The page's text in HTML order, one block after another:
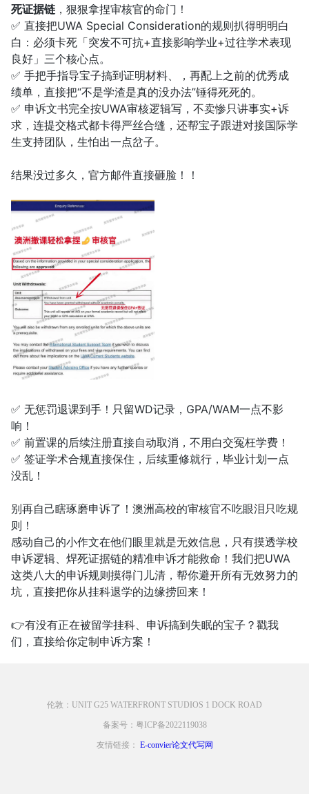
死证据链 ，狠狠拿捏审核官的命门！
✅ 直接把UWA Special Consideration的规则扒得明明白
白：必须卡死「突发不可抗+直接影响学业+过往学术表现
良好」三个核心点。
✅ 手把手指导宝子搞到证明材料、，再配上之前的优秀成
绩单，直接把“不是学渣是真的没办法”锤得死死的。
✅ 申诉文书完全按UWA审核逻辑写，不卖惨只讲事实+诉
求，连提交格式都卡得严丝合缝，还帮宝子跟进对接国际学
生支持团队，生怕出一点岔子。
结果没过多久，官方邮件直接砸脸！！
✅ 无惩罚退课到手！只留WD记录，GPA/WAM一点不影
响！
✅ 前置课的后续注册直接自动取消，不用白交冤枉学费！
✅ 签证学术合规直接保住，后续重修就行，毕业计划一点
没乱！
别再自己瞎琢磨申诉了！澳洲高校的审核官不吃眼泪只吃规
则！
感动自己的小作文在他们眼里就是无效信息，只有摸透学校
申诉逻辑、焊死证据链的精准申诉才能救命！我们把UWA
这类八大的申诉规则摸得门儿清，帮你避开所有无效努力的
坑，直接把你从挂科退学的边缘捞回来！
👉有没有正在被留学挂科、申诉搞到失眠的宝子？戳我
们，直接给你定制申诉方案！
伦敦：UNIT G25 WATERFRONT STUDIOS 1 DOCK ROAD
备案号：粤ICP备2022119038
友情链接： E-convier论文代写网